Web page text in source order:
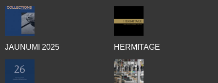
JAUNUMI 2025 HERMITAGE